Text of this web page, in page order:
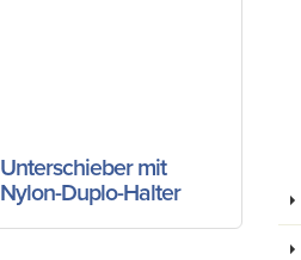
Unterschieber mit
Nylon-Duplo-Halter